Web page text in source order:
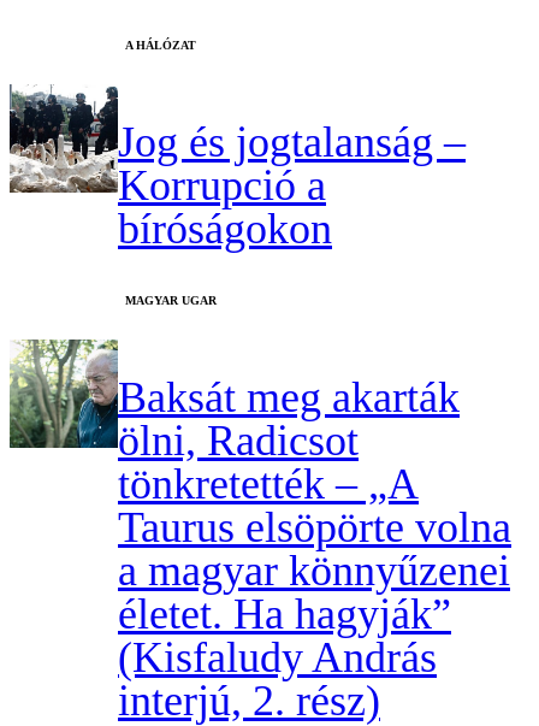
A HÁLÓZAT
Jog és jogtalanság –
Korrupció a
bíróságokon
MAGYAR UGAR
Baksát meg akarták
ölni, Radicsot
tönkretették – „A
Taurus elsöpörte volna
a magyar könnyűzenei
életet. Ha hagyják”
(Kisfaludy András
interjú, 2. rész)